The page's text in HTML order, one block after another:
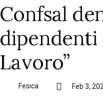
Confsal
dipendenti
Lavoro”
Fesica Feb 3,